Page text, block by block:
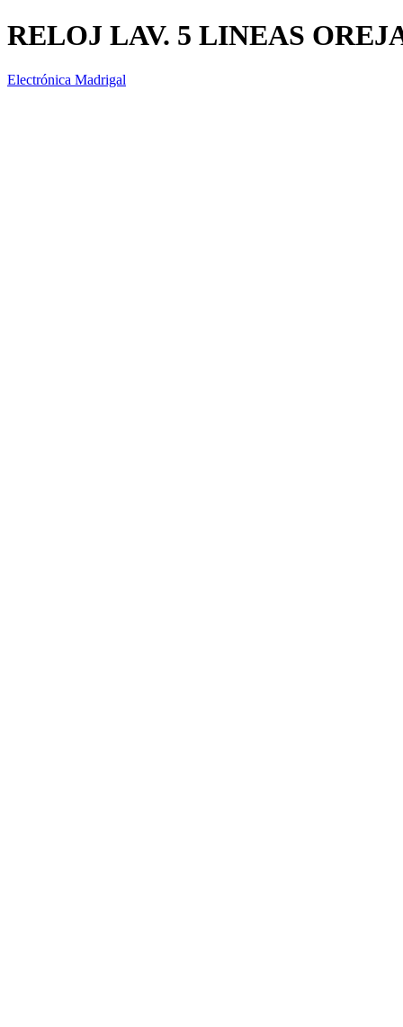
RELOJ LAV. 5 LINEAS
Electrónica Madrigal